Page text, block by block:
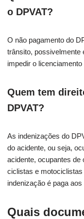
o DPVAT?
O não pagamento do
trânsito, possivelmente
impedir o
Quem tem
DPVAT?
As indenizações do
do acidente, ou seja,
acidente, ocupantes
ciclistas e
indenização é paga
Quais